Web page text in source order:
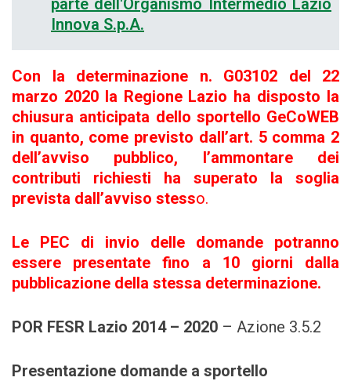
parte dell'Organismo Intermedio Lazio
Innova S.p.A.
Con la determinazione n. G03102 del 22
marzo 2020 la Regione Lazio ha disposto la
chiusura anticipata dello sportello GeCoWEB
in quanto, come previsto dall’art. 5 comma 2
dell’avviso pubblico, l’ammontare dei
contributi richiesti ha superato la soglia
prevista dall’avviso stesso.
Le PEC di invio delle domande potranno
essere presentate fino a 10 giorni dalla
pubblicazione della stessa determinazione.
POR FESR Lazio 2014 – 2020 – Azione 3.5.2
Presentazione domande a sportello